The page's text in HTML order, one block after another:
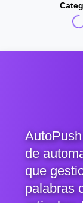
de
que
palabras